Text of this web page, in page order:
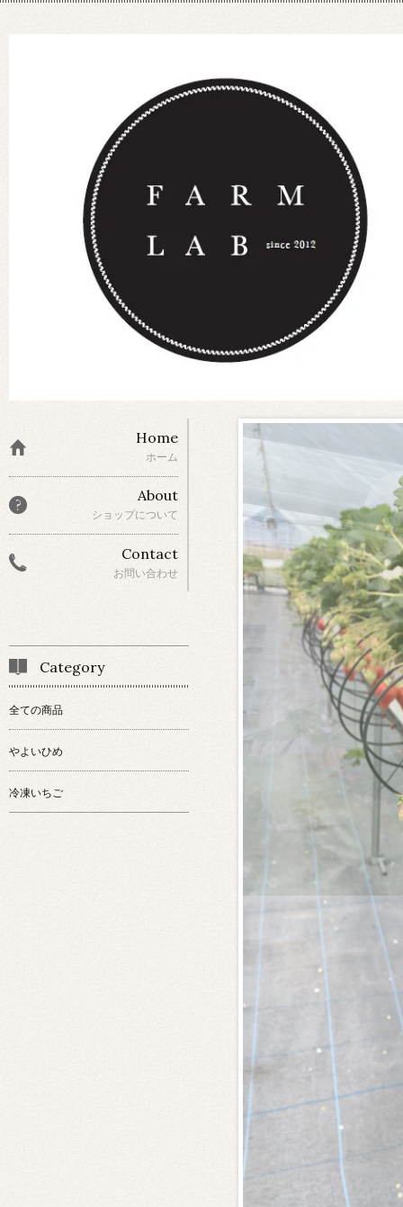
Home
ホーム
About
ショップについて
Contact
お問い合わせ
Category
全ての商品
やよいひめ
冷凍いちご